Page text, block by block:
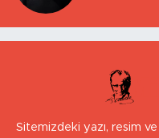
Sitemizdeki yazı, resim ve